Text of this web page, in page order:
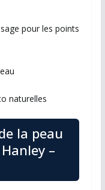
pour les points
naturelles
la peau
–